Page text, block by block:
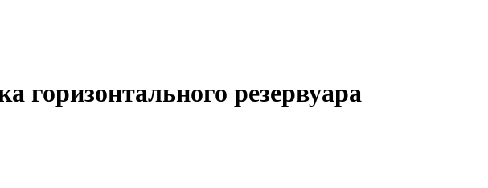
горизонтального резервуара